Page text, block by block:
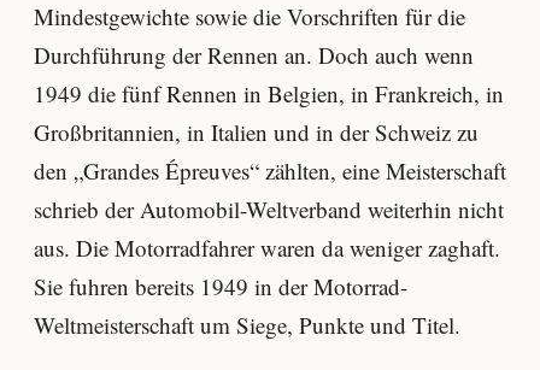
Mindestgewichte sowie die Vorschriften für die
Durchführung der Rennen an. Doch auch wenn
1949 die fünf Rennen in Belgien, in Frankreich, in
Großbritannien, in Italien und in der Schweiz zu
den „Grandes Épreuves“ zählten, eine Meisterschaft
schrieb der Automobil-Weltverband weiterhin nicht
aus. Die Motorradfahrer waren da weniger zaghaft.
Sie fuhren bereits 1949 in der Motorrad-
Weltmeisterschaft um Siege, Punkte und Titel.